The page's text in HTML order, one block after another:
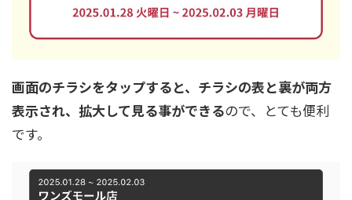
画面のチラシをタップすると、チラシの表と裏が両方
表示され、拡大して見る事ができるので、とても便利
です。